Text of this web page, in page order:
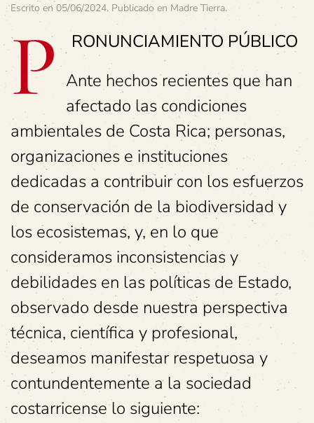
Escrito en 05/06/2024. Publicado en Madre Tierra.
P
RONUNCIAMIENTO PÚBLICO
Ante hechos recientes que han
afectado las condiciones
ambientales de Costa Rica; personas,
organizaciones e instituciones
dedicadas a contribuir con los esfuerzos
de conservación de la biodiversidad y
los ecosistemas, y, en lo que
consideramos inconsistencias y
debilidades en las políticas de Estado,
observado desde nuestra perspectiva
técnica, científica y profesional,
deseamos manifestar respetuosa y
contundentemente a la sociedad
costarricense lo siguiente: